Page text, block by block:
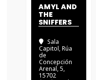
AMYL AND
THE
SNIFFERS
Sala
Capitol, Rúa
de
Concepción
Arenal, 5,
15702